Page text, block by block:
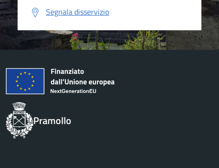
Segnala disservizio
Pramollo